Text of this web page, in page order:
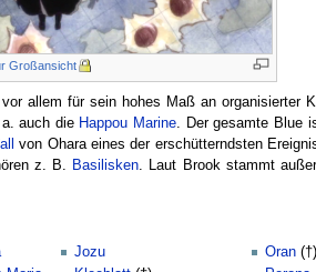
Großansicht
allem für sein hohes Maß an organisierter
auch die Happou Marine. Der gesamte Blue
von Ohara eines der erschütterndsten
z. B. Basilisken. Laut Brook stammt
Jozu
Oran(†)